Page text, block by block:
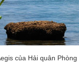
của Hải quân